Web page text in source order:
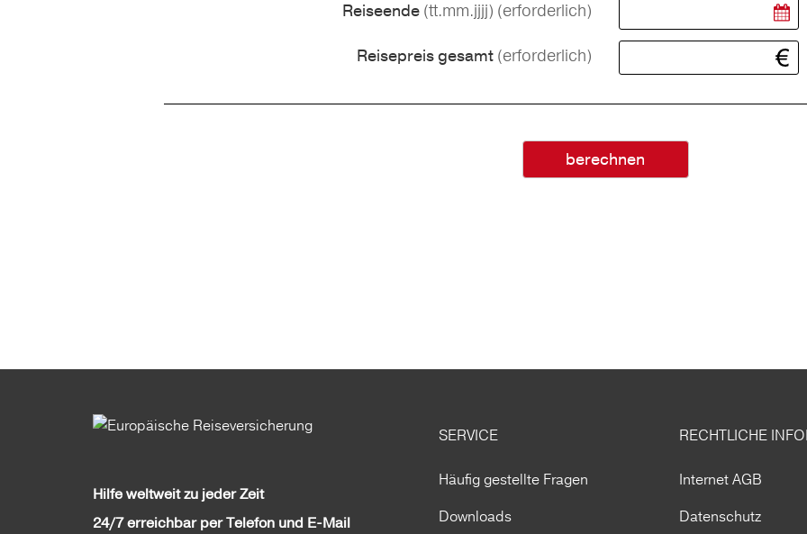
Reiseende (tt.mm.jjjj) (erforderlich)
Reisepreis gesamt (erforderlich)
berechnen
Hilfe weltweit zu jeder Zeit
24/7 erreichbar per Telefon und E-Mail
SERVICE
Häufig gestellte Fragen
Downloads
RECHTLICHE
Internet AGB
Datenschutz